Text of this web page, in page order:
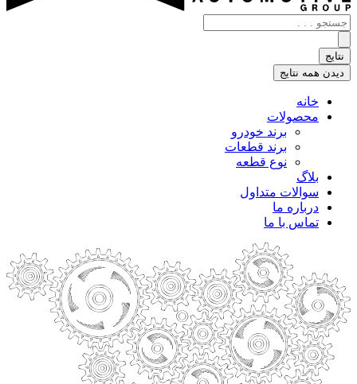
جستجو
.
.
.
نتایج
دیدن همه نتایج
خانه
محصولات
برند خودرو
برند قطعات
نوع قطعه
بلاگ
سوالات متداول
درباره ما
تماس با ما